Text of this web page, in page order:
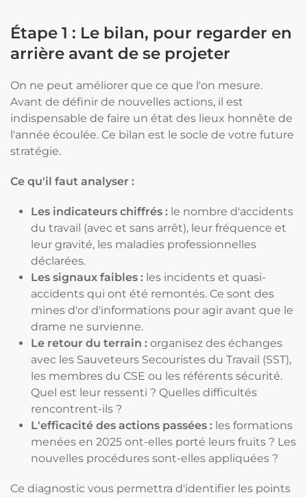
Étape 1 : Le bilan, pour regarder en
arrière avant de se projeter
On ne peut améliorer que ce que l'on mesure.
Avant de définir de nouvelles actions, il est
indispensable de faire un état des lieux honnête de
l'année écoulée. Ce bilan est le socle de votre future
stratégie.
Ce qu'il faut analyser :
Les indicateurs chiffrés : le nombre d'accidents
du travail (avec et sans arrêt), leur fréquence et
leur gravité, les maladies professionnelles
déclarées.
Les signaux faibles : les incidents et quasi-
accidents qui ont été remontés. Ce sont des
mines d'or d'informations pour agir avant que le
drame ne survienne.
Le retour du terrain : organisez des échanges
avec les Sauveteurs Secouristes du Travail (SST),
les membres du CSE ou les référents sécurité.
Quel est leur ressenti ? Quelles difficultés
rencontrent-ils ?
L'efficacité des actions passées : les formations
menées en 2025 ont-elles porté leurs fruits ? Les
nouvelles procédures sont-elles appliquées ?
Ce diagnostic vous permettra d'identifier les points